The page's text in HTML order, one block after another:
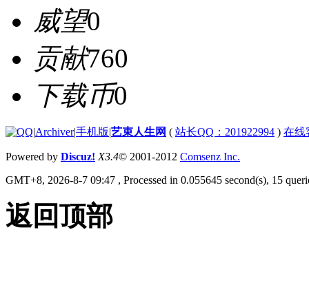
威望0
贡献760
下载币0
|Archiver|手机版|艺束人生网 ( 站长QQ：201922994 ) 在线
Powered by Discuz! X3.4© 2001-2012 Comsenz Inc.
GMT+8, 2026-8-7 09:47 , Processed in 0.055645 second(s), 15
返回顶部